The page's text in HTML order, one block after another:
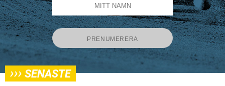
››› SENASTE